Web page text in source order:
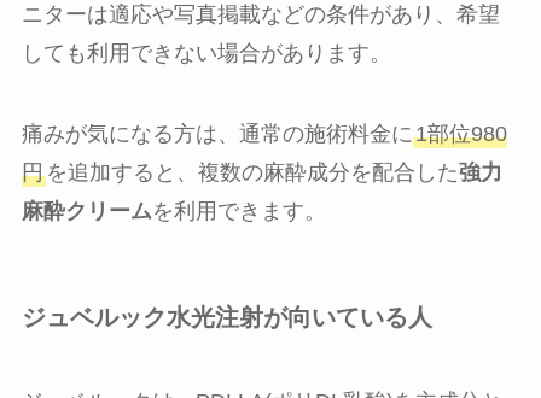
ニターは適応や写真掲載などの条件があり、希望
しても利用できない場合があります。
痛みが気になる方は、通常の施術料金に1部位980
円を追加すると、複数の麻酔成分を配合した強力
麻酔クリームを利用できます。
ジュベルック水光注射が向いている人